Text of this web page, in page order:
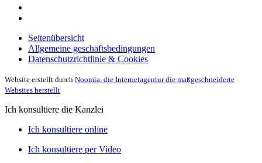
Seitenübersicht
Allgemeine geschäftsbedingungen
Datenschutzrichtlinie & Cookies
Website erstellt durch Noomia, die Internetagentur die maßgeschneiderte
Websites herstellt
Ich konsultiere die Kanzlei
Ich konsultiere online
Ich konsultiere per Video